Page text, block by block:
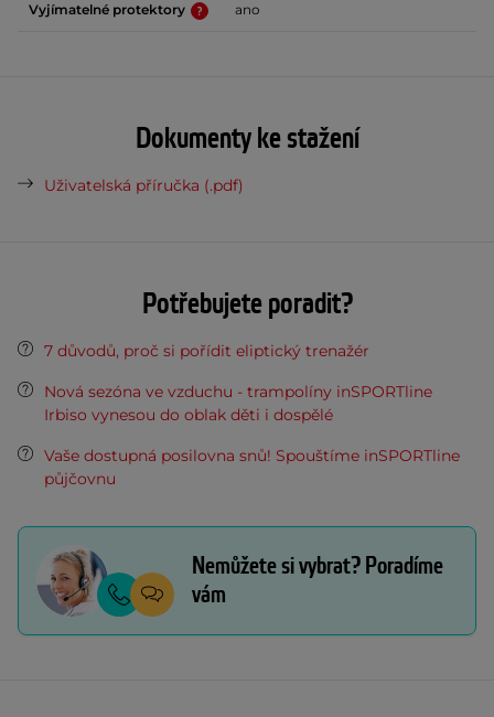
Vyjímatelné protektory ano
Dokumenty ke stažení
Uživatelská příručka (.pdf)
Potřebujete poradit?
7 důvodů, proč si pořídit eliptický trenažér
Nová sezóna ve vzduchu - trampolíny inSPORTline
Irbiso vynesou do oblak děti i dospělé
Vaše dostupná posilovna snů! Spouštíme inSPORTline
půjčovnu
Nemůžete si vybrat? Poradíme
vám